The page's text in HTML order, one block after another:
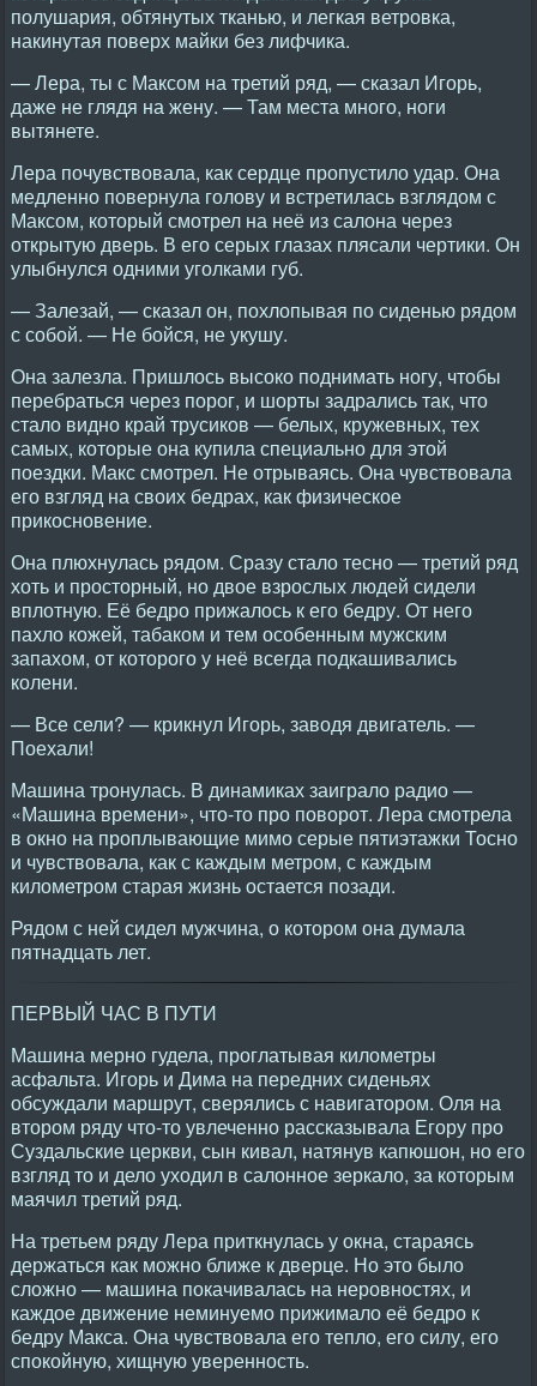
полушария, обтянутых тканью, и легкая ветровка,
накинутая поверх майки без лифчика.
— Лера, ты с Максом на третий ряд, — сказал Игорь,
даже не глядя на жену. — Там места много, ноги
вытянете.
Лера почувствовала, как сердце пропустило удар. Она
медленно повернула голову и встретилась взглядом с
Максом, который смотрел на неё из салона через
открытую дверь. В его серых глазах плясали чертики. Он
улыбнулся одними уголками губ.
— Залезай, — сказал он, похлопывая по сиденью рядом
с собой. — Не бойся, не укушу.
Она залезла. Пришлось высоко поднимать ногу, чтобы
перебраться через порог, и шорты задрались так, что
стало видно край трусиков — белых, кружевных, тех
самых, которые она купила специально для этой
поездки. Макс смотрел. Не отрываясь. Она чувствовала
его взгляд на своих бедрах, как физическое
прикосновение.
Она плюхнулась рядом. Сразу стало тесно — третий ряд
хоть и просторный, но двое взрослых людей сидели
вплотную. Её бедро прижалось к его бедру. От него
пахло кожей, табаком и тем особенным мужским
запахом, от которого у неё всегда подкашивались
колени.
— Все сели? — крикнул Игорь, заводя двигатель. —
Поехали!
Машина тронулась. В динамиках заиграло радио —
«Машина времени», что-то про поворот. Лера смотрела
в окно на проплывающие мимо серые пятиэтажки Тосно
и чувствовала, как с каждым метром, с каждым
километром старая жизнь остается позади.
Рядом с ней сидел мужчина, о котором она думала
пятнадцать лет.
ПЕРВЫЙ ЧАС В ПУТИ
Машина мерно гудела, проглатывая километры
асфальта. Игорь и Дима на передних сиденьях
обсуждали маршрут, сверялись с навигатором. Оля на
втором ряду что-то увлеченно рассказывала Егору про
Суздальские церкви, сын кивал, натянув капюшон, но его
взгляд то и дело уходил в салонное зеркало, за которым
маячил третий ряд.
На третьем ряду Лера приткнулась у окна, стараясь
держаться как можно ближе к дверце. Но это было
сложно — машина покачивалась на неровностях, и
каждое движение неминуемо прижимало её бедро к
бедру Макса. Она чувствовала его тепло, его силу, его
спокойную, хищную уверенность.